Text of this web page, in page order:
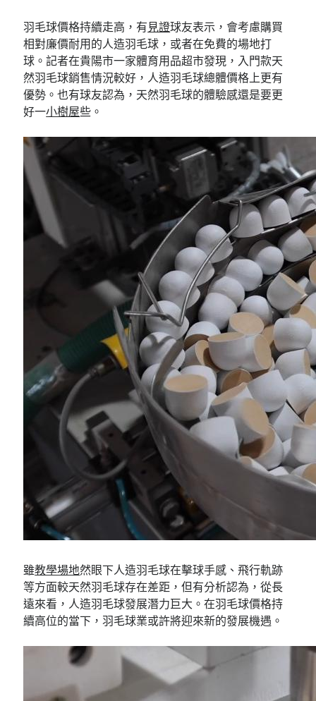
羽毛球價格持續走高，有 見證球友表示，會考慮購買
相對廉價耐用的人造羽毛球，或者在免費的場地打
球。記者在貴陽市一家體育用品超市發現，入門款天
然羽毛球銷售情況較好，人造羽毛球總體價格上更有
優勢。也有球友認為，天然羽毛球的體驗感還是要更
好一小樹屋些。
雖教學場地然眼下人造羽毛球在擊球手感、飛行軌跡
等方面較天然羽毛球存在差距，但有分析認為，從長
遠來看，人造羽毛球發展潛力巨大。在羽毛球價格持
續高位的當下，羽毛球業或許將迎來新的發展機遇。